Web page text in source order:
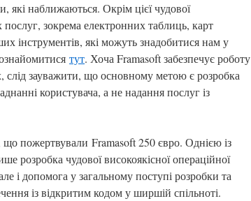
які наближаються. Окрім цієї чудової
зокрема електронних таблиць, карт
інструментів, які можуть знадобитися нам у
тут. Хоча Framasoft забезпечує роботу
слід зауважити, що основному метою є розробка
користувача, а не надання послуг із
що пожертвували Framasoft 250 євро. Однією із
розробка чудової високоякісної операційної
і допомога у загальному поступі розробки та
із відкритим кодом у ширшій спільноті.